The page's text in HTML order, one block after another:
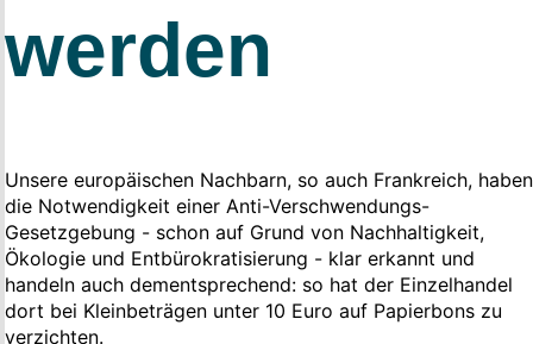
werden
Unsere europäischen Nachbarn, so auch Frankreich, haben
die Notwendigkeit einer Anti-Verschwendungs-
Gesetzgebung - schon auf Grund von Nachhaltigkeit,
Ökologie und Entbürokratisierung - klar erkannt und
handeln auch dementsprechend: so hat der Einzelhandel
dort bei Kleinbeträgen unter 10 Euro auf Papierbons zu
verzichten.